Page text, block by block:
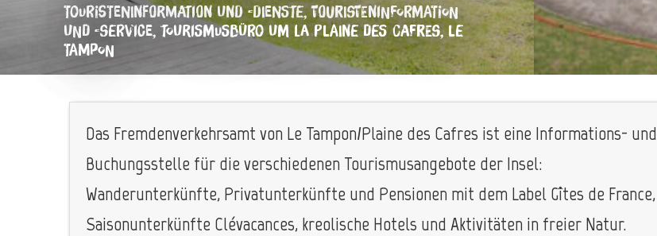
TOURISTENINFORMATION UND -DIENSTE,TOURISTENINFORMATION
UND -SERVICE, TOURISMUSBÜRO UM LA PLAINE DES CAFRES, LE
TAMPON
Das Fremdenverkehrsamt von Le Tampon/Plaine des Cafres ist eine Informations- und
Buchungsstelle für die verschiedenen Tourismusangebote der Insel:
Wanderunterkünfte, Privatunterkünfte und Pensionen mit dem Label Gîtes de France,
Saisonunterkünfte Clévacances, kreolische Hotels und Aktivitäten in freier Natur.